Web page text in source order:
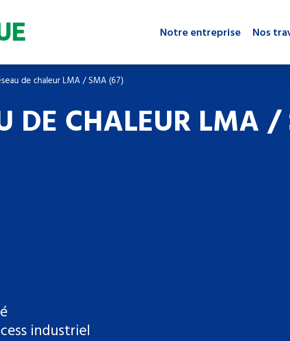
Notre entreprise Nos
de chaleur LMA / SMA (67)
DE CHALEUR LMA
industriel